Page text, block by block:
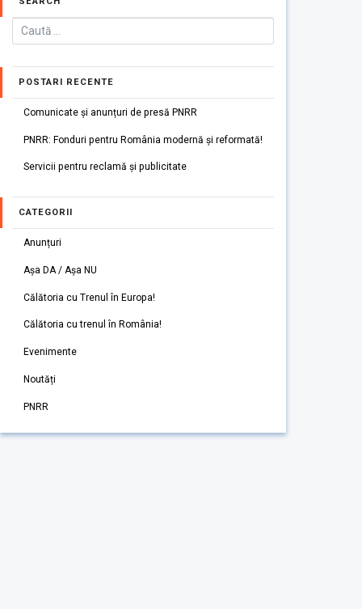
POSTARI RECENTE
Comunicate și anunțuri de presă PNRR
PNRR: Fonduri pentru România modernă și reformată!
Servicii pentru reclamă și publicitate
CATEGORII
Anunțuri
Așa DA / Așa NU
Călătoria cu Trenul în Europa!
Călătoria cu trenul în România!
Evenimente
Noutăți
PNRR